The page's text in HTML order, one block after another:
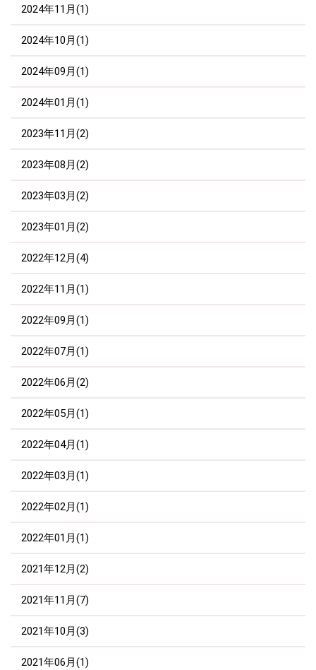
2024年11月(1)
2024年10月(1)
2024年09月(1)
2024年01月(1)
2023年11月(2)
2023年08月(2)
2023年03月(2)
2023年01月(2)
2022年12月(4)
2022年11月(1)
2022年09月(1)
2022年07月(1)
2022年06月(2)
2022年05月(1)
2022年04月(1)
2022年03月(1)
2022年02月(1)
2022年01月(1)
2021年12月(2)
2021年11月(7)
2021年10月(3)
2021年06月(1)